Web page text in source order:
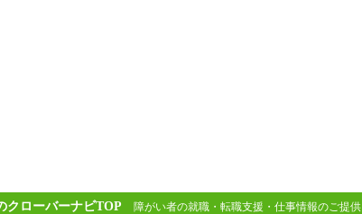
クローバーナビTOP 障がい者の就職・転職支援・仕事情報のご提供